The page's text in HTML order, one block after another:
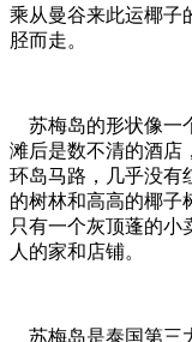
乘从曼谷来此运椰子
胫而走。
苏梅岛的形状像一
滩后是数不清的酒店
环岛马路，几乎没有
的树林和高高的椰子
只有一个灰顶蓬的小
人的家和店铺。
苏梅岛是泰国第三